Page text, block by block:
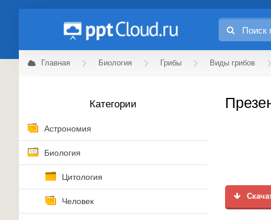
Главная Биология Грибы Виды грибов
Категории
Астрономия
Биология
Цитология
Человек